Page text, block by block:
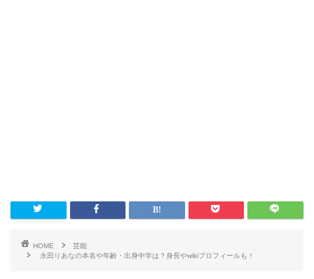
HOME
芸能
永田りあなの本名や年齢・出身中学は？身長やwikiプロフィールも！